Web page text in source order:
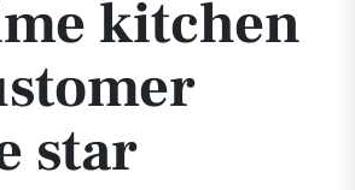
kitchen
star